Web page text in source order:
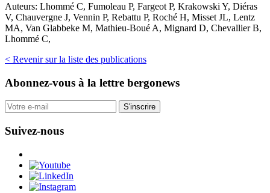
Auteurs: Lhommé C, Fumoleau P, Fargeot P, Krakowski Y, Diéras
V, Chauvergne J, Vennin P, Rebattu P, Roché H, Misset JL, Lentz
MA, Van Glabbeke M, Mathieu-Boué A, Mignard D, Chevallier B,
Lhommé C,
< Revenir sur la liste des publications
Abonnez-vous à la lettre bergonews
S'inscrire
Suivez-nous